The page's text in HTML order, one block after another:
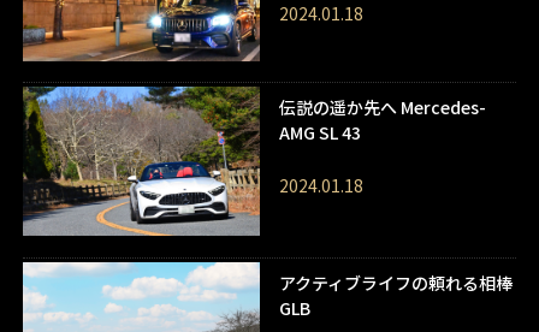
2024.01.18
伝説の遥か先へ Mercedes-
AMG SL 43
2024.01.18
アクティブライフの頼れる相棒
GLB